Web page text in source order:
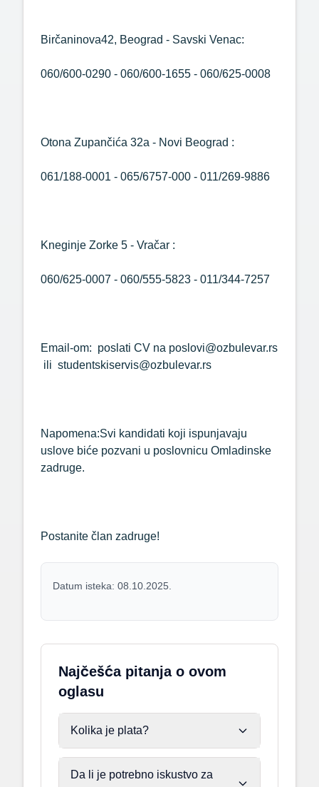
Birčaninova42, Beograd - Savski Venac:
060/600-0290 - 060/600-1655 - 060/625-0008
Otona Zupančića 32a - Novi Beograd :
061/188-0001 - 065/6757-000 - 011/269-9886
Kneginje Zorke 5 - Vračar :
060/625-0007 - 060/555-5823 - 011/344-7257
Email-om: poslati CV na poslovi@ozbulevar.rs
ili studentskiservis@ozbulevar.rs
Napomena:Svi kandidati koji ispunjavaju
uslove biće pozvani u poslovnicu Omladinske
zadruge.
Postanite član zadruge!
Datum isteka: 08.10.2025.
Najčešća pitanja o ovom
oglasu
Kolika je plata?
Da li je potrebno iskustvo za